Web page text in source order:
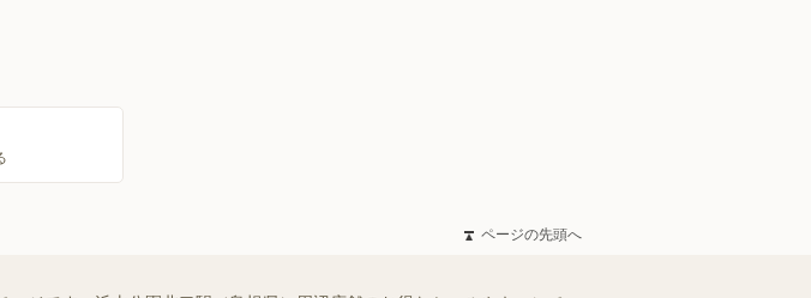
ページの先頭へ